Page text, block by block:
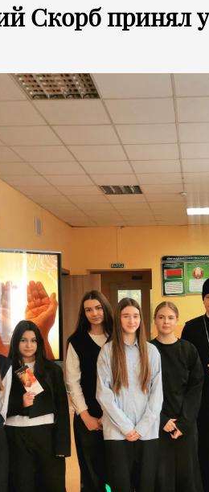
Скорб принял